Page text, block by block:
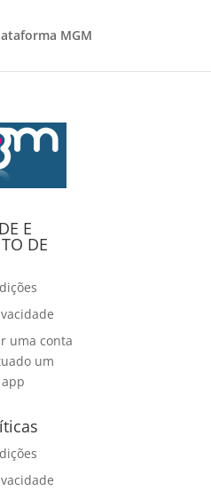
MGM
E
DE
uma conta
um